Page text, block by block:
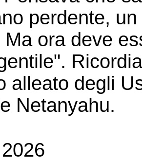
perdente,
Ma ora deve
alleato degli
Netanyahu.